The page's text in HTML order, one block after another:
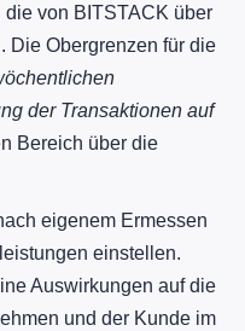
von BITSTACK über
Die Obergrenzen für die
der Transaktionen auf
Bereich über die
eigenem Ermessen
einstellen.
Auswirkungen auf die
und der Kunde im